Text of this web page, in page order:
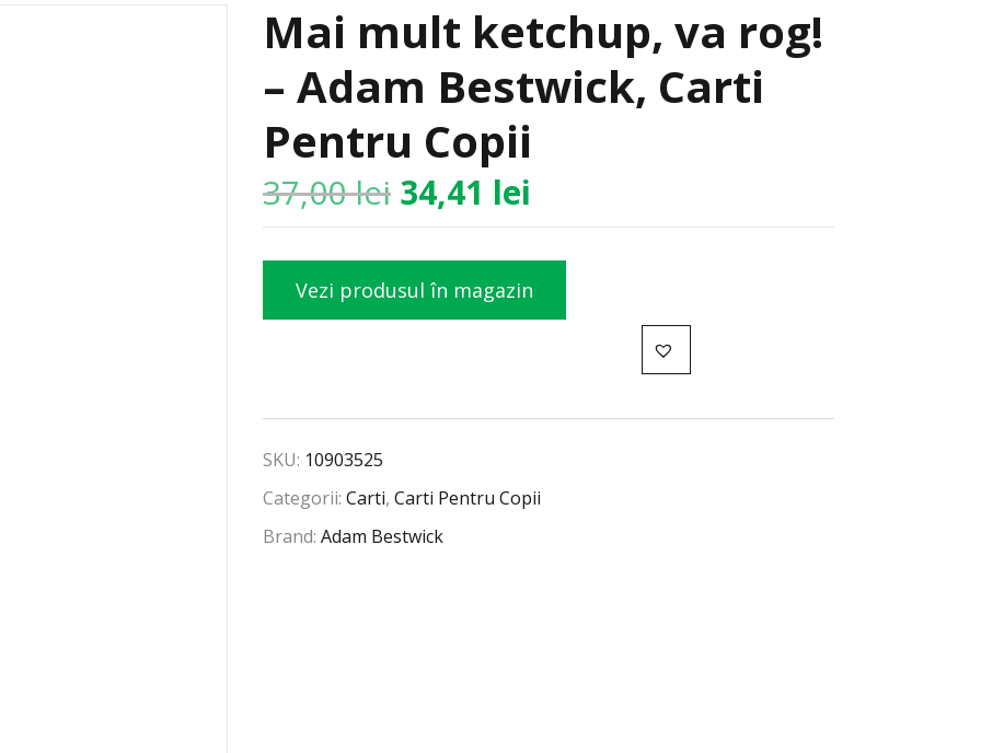
Mai mult ketchup, va rog!
– Adam Bestwick, Carti
Pentru Copii
37,00lei 34,41 lei
Vezi produsul în magazin
SKU: 10903525
Categorii:Carti,Carti Pentru Copii
Brand:Adam Bestwick